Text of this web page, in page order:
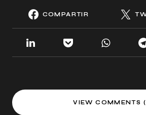
COMPARTIR
VIEW COMMENTS